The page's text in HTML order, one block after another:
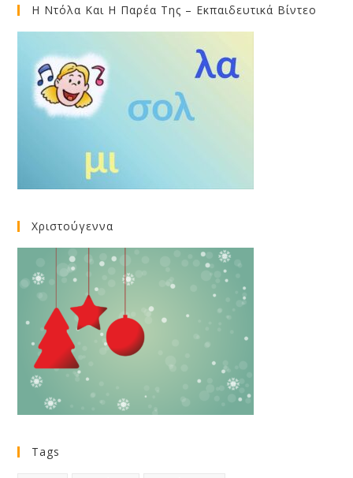
Η Ντόλα Και Η Παρέα Της – Εκπαιδευτικά Βίντεο
Χριστούγεννα
Tags